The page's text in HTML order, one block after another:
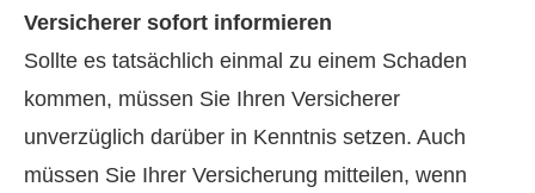
Versicherer sofort informieren
Sollte es tatsächlich einmal zu einem Schaden
kommen, müssen Sie Ihren Versicherer
unverzüglich darüber in Kenntnis setzen. Auch
müssen Sie Ihrer Versicherung mitteilen, wenn